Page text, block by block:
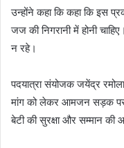
उन्होंने कहा कि कहा कि इस
जज की निगरानी में होनी
न रहे।
पदयात्रा संयोजक जयेंद्र
मांग को लेकर आमजन सड़क पर
बेटी की सुरक्षा और सम्मान की